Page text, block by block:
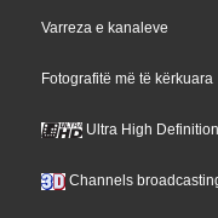
Varreza e kanaleve
Fotografitë më të kërkuara
Ultra High
Channels